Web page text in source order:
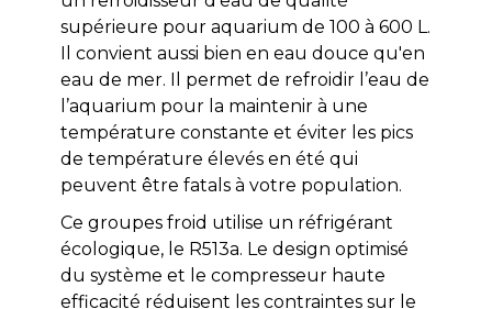
supérieure pour aquarium de 100 à 600 L.
Il convient aussi bien en eau douce qu'en
eau de mer. Il permet de refroidir l’eau de
l’aquarium pour la maintenir à une
température constante et éviter les pics
de température élevés en été qui
peuvent être fatals à votre population.
Ce groupes froid utilise un réfrigérant
écologique, le R513a. Le design optimisé
du système et le compresseur haute
efficacité réduisent les contraintes sur le